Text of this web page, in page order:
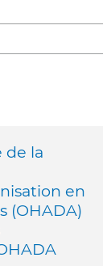
de la
en
(OHADA)